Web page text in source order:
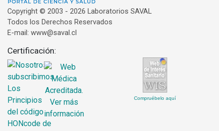
Copyright © 2003 - 2026 Laboratorios SAVAL
Todos los Derechos Reservados
E-mail: www@saval.cl
Certificación:
Compruébelo aquí